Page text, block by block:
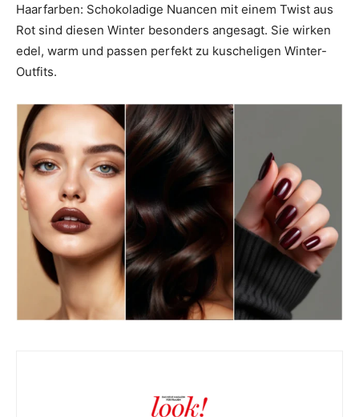
Haarfarben: Schokoladige Nuancen mit einem Twist aus
Rot sind diesen Winter besonders angesagt. Sie wirken
edel, warm und passen perfekt zu kuscheligen Winter-
Outfits.